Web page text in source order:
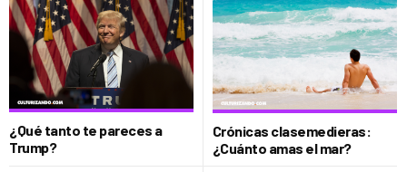
¿Qué tanto te pareces a
Trump?
Crónicas clasemedieras:
¿Cuánto amas el mar?